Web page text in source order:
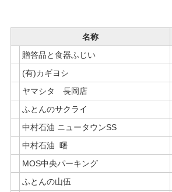
ながおかペイ利用者向け
名称
贈答品と食器ふじい
(有)カギヨシ
ヤマシタ 長岡店
ふとんのサクライ
中村石油 ニュータウンSS
中村石油 曙
MOS中央パーキング
ふとんの山伍